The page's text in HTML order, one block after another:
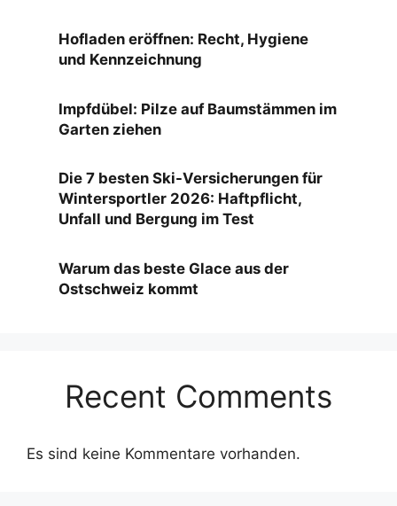
Hofladen eröffnen: Recht, Hygiene
und Kennzeichnung
Impfdübel: Pilze auf Baumstämmen im
Garten ziehen
Die 7 besten Ski-Versicherungen für
Wintersportler 2026: Haftpflicht,
Unfall und Bergung im Test
Warum das beste Glace aus der
Ostschweiz kommt
Recent Comments
Es sind keine Kommentare vorhanden.